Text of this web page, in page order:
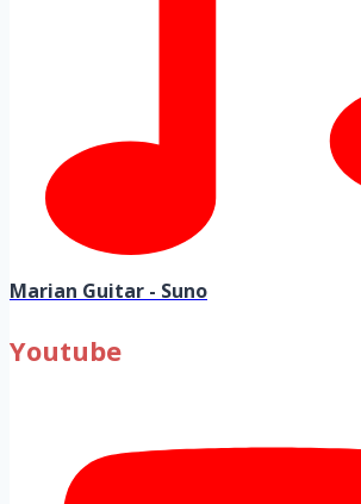
Marian Guitar - Suno
Youtube